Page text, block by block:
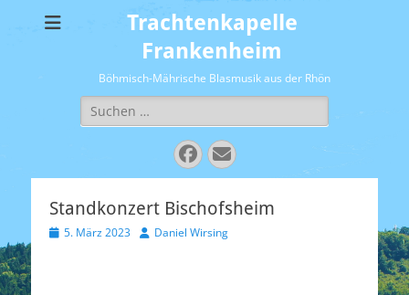
Trachtenkapelle
Frankenheim
Böhmisch-Mährische Blasmusik aus der Rhön
Suchen
nach:
Facebook
E-
Mail
Standkonzert Bischofsheim
Veröffentlicht
5. März 2023 AutorDaniel Wirsing